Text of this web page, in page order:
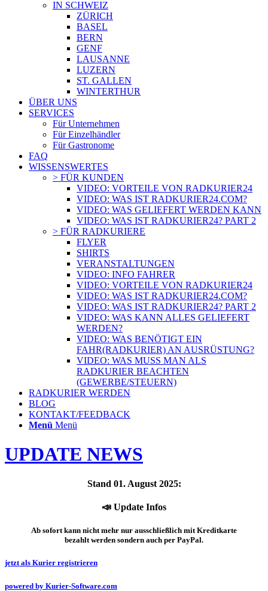
IN SCHWEIZ
ZÜRICH
BASEL
BERN
GENF
LAUSANNE
LUZERN
ST. GALLEN
WINTERTHUR
ÜBER UNS
SERVICES
Für Unternehmen
Für Einzelhändler
Für Gastronome
FAQ
WISSENSWERTES
> FÜR KUNDEN
VIDEO: VORTEILE VON RADKURIER24
VIDEO: WAS IST RADKURIER24.COM?
VIDEO: WAS GELIEFERT WERDEN KANN
VIDEO: WAS IST RADKURIER24? PART 2
> FÜR RADKURIERE
FLYER
SHIRTS
VERANSTALTUNGEN
VIDEO: INFO FAHRER
VIDEO: VORTEILE VON RADKURIER24
VIDEO: WAS IST RADKURIER24.COM?
VIDEO: WAS IST RADKURIER24? PART 2
VIDEO: WAS KANN ALLES GELIEFERT
WERDEN?
VIDEO: WAS BENÖTIGT EIN
FAHR(RADKURIER) AN AUSRÜSTUNG?
VIDEO: WAS MUSS MAN ALS
RADKURIER BEACHTEN
(GEWERBE/STEUERN)
RADKURIER WERDEN
BLOG
KONTAKT/FEEDBACK
Menü Menü
UPDATE NEWS
Stand 01. August 2025:
📣 Update Infos
Ab sofort kann nicht mehr nur ausschließlich mit Kreditkarte
bezahlt werden sondern auch per PayPal.
jetzt als Kurier registrieren
powered by Kurier-Software.com